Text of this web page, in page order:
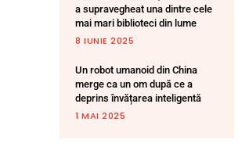
a supravegheat una dintre cele
mai mari biblioteci din lume
8 IUNIE 2025
Un robot umanoid din China
merge ca un om după ce a
deprins învățarea inteligentă
1 MAI 2025